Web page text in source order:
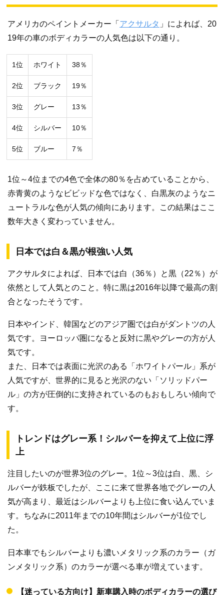
アメリカのペイントメーカー「 アクサルタ 」によれば、20
19年の車のボディカラーの人気色は以下の通り。
1位 ホワイト 38％
2位 ブラック 19％
3位 グレー 13％
4位 シルバー 10％
5位 ブルー 7％
1位～4位までの4色で全体の80％を占めていることから、
赤青黄のようなビビッドな色ではなく、白黒灰のようなニ
ュートラルな色が人気の傾向にあります。この結果はここ
数年大きく変わっていません。
日本では白＆黒が根強い人気
アクサルタによれば、日本では白（36％）と黒（22％）が
依然として人気とのこと。特に黒は2016年以降で最高の割
合となったそうです。
日本やインド、韓国などのアジア圏では白がダントツの人
気です。ヨーロッパ圏になると反対に黒やグレーの方が人
気です。
また、日本では表面に光沢のある「ホワイトパール」系が
人気ですが、世界的に見ると光沢のない「ソリッドパー
ル」の方が圧倒的に支持されているのもおもしろい傾向で
す。
トレンドはグレー系！シルバーを抑えて上位に浮
上
注目したいのが世界3位のグレー。1位～3位は白、黒、シ
ルバーが鉄板でしたが、ここに来て世界各地でグレーの人
気が高まり、最近はシルバーよりも上位に食い込んでいま
す。ちなみに2011年までの10年間はシルバーが1位でし
た。
日本車でもシルバーよりも濃いメタリック系のカラー（ガ
ンメタリック系）のカラーが選べる車が増えています。
【迷っている方向け】新車購入時のボディカラーの選び